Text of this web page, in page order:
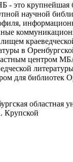
это крупнейшая
научной
в
центром
для библиотек
областная
Крупской